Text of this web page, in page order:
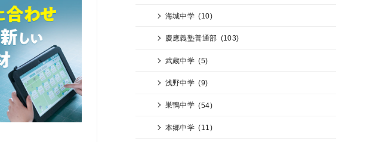
海城中学 (10)
慶應義塾普通部 (103)
武蔵中学 (5)
浅野中学 (9)
巣鴨中学 (54)
本郷中学 (11)